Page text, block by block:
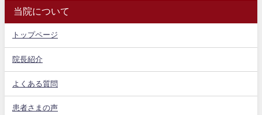
当院について
トップページ
院長紹介
よくある質問
患者さまの声